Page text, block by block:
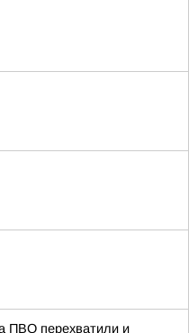
ПВО перехватили и